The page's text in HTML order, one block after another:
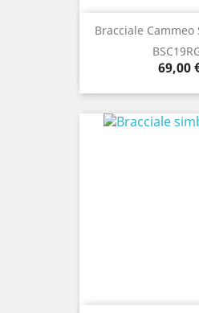
Bracciale Cammeo
Prezzo
69,00